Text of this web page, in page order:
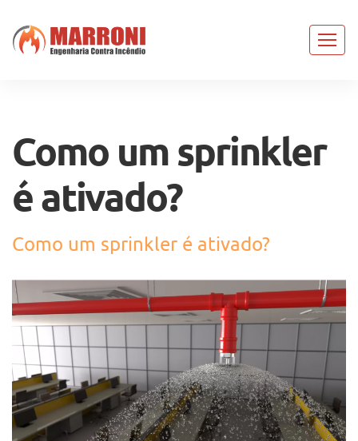
Como um sprinkler
é ativado?
Como um sprinkler é ativado?